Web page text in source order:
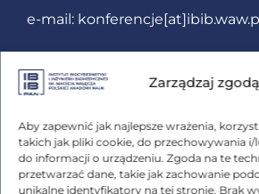
Zarządzaj zgodą
Aby zapewnić jak najlepsze wrażenia,
takich jak pliki cookie, do przechowywania
do informacji o urządzeniu. Zgoda na te
przetwarzać dane, takie jak zachowanie
unikalne identyfikatory na tej stronie. Brak
Adres
ul. Ks. Trojdena 4
02-109 Warszawa
e-mail: konferencje[at]ibib.waw.pl